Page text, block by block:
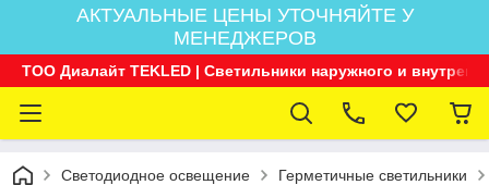
АКТУАЛЬНЫЕ ЦЕНЫ УТОЧНЯЙТЕ У
МЕНЕДЖЕРОВ
ТОО Диалайт TEKLED | Светильники наружного и
Светодиодное освещение Герметичные светильники